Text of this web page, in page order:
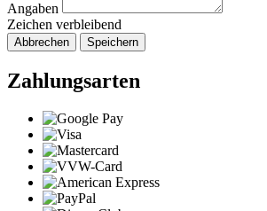
Angaben
Zeichen verbleibend
Abbrechen Speichern
Zahlungsarten